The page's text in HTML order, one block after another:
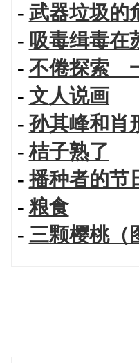
- 武器垃圾的
- 吸毒缉毒在
- 不倦探索
- 文人说画
- 孙其峰和肖
-桔子熟了
-播种者的节
- 粮食
- 三颗樱桃（